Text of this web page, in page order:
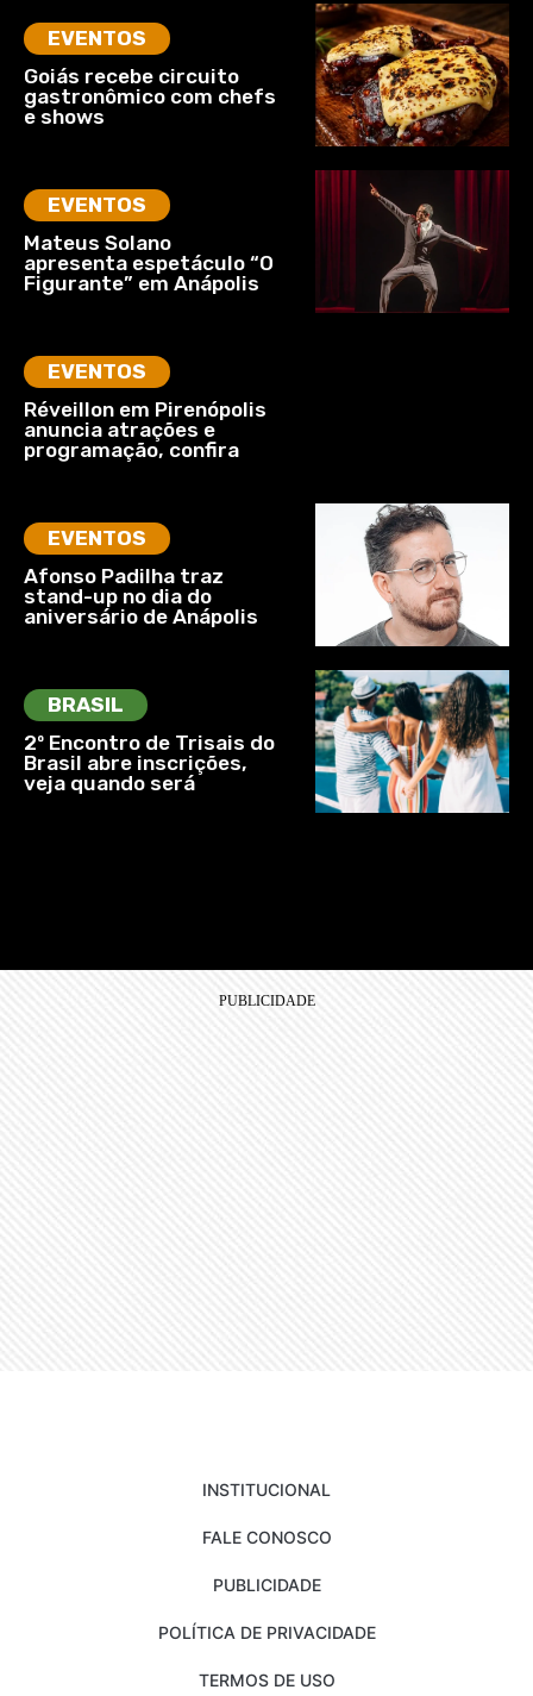
EVENTOS
Goiás recebe circuito
gastronômico com chefs
e shows
EVENTOS
Mateus Solano
apresenta espetáculo “O
Figurante” em Anápolis
EVENTOS
Réveillon em Pirenópolis
anuncia atrações e
programação, confira
EVENTOS
Afonso Padilha traz
stand-up no dia do
aniversário de Anápolis
BRASIL
2º Encontro de Trisais do
Brasil abre inscrições,
veja quando será
INSTITUCIONAL
FALE CONOSCO
PUBLICIDADE
POLÍTICA DE PRIVACIDADE
TERMOS DE USO